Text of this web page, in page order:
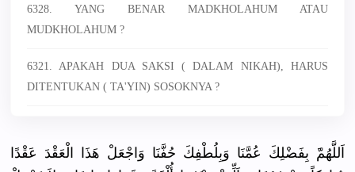
6328. YANG BENAR MADKHOLAHUM ATAU
MUDKHOLAHUM ?
6321. APAKAH DUA SAKSI ( DALAM NIKAH), HARUS
DITENTUKAN ( TA'YIN) SOSOKNYA ?
اَللَّهُمّ َ بِفَضْلِكَ عُمَّنَا وَبِلُطْفِكَ حُفَّنَا وَاجْعَلْ هَذَا الْعَقْدَ عَقْدًا